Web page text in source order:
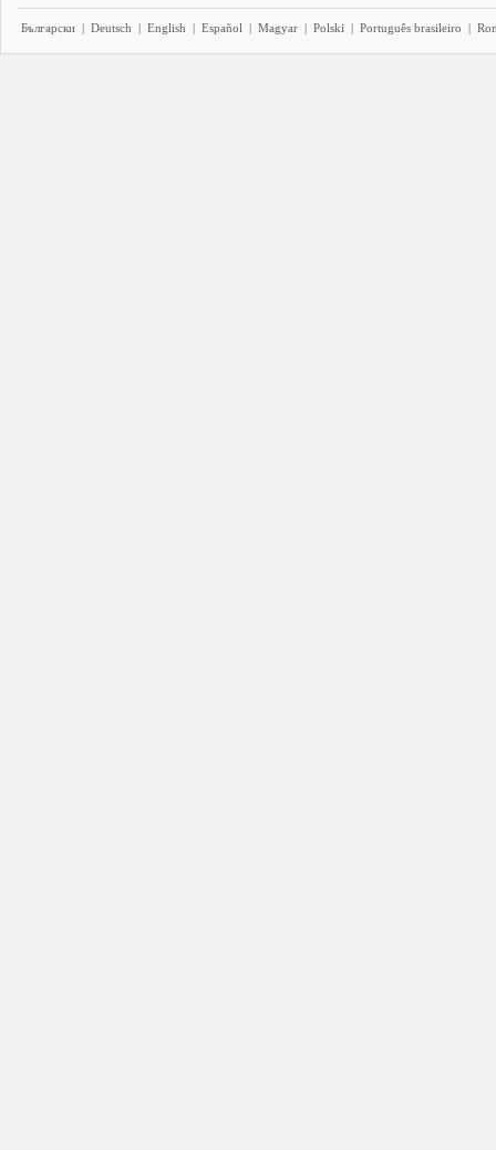
Български | Deutsch | English | Español | Magyar | Polski | Português brasileiro |